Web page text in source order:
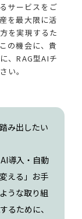
サービスをご
を最大限に活
を実現するた
の機会に、貴
、RAG型AIチ
い。
み出したい
導入・自動
える」お手
うな取り組
るために、